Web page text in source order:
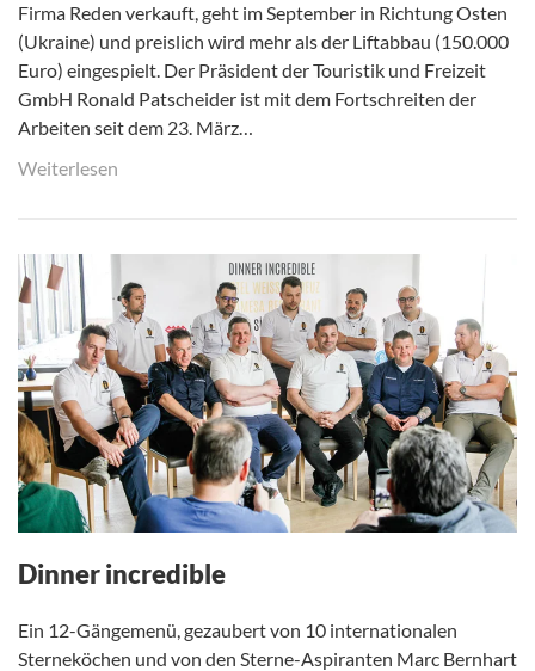
Firma Reden verkauft, geht im September in Richtung Osten
(Ukraine) und preislich wird mehr als der Liftabbau (150.000
Euro) eingespielt. Der Präsident der Touristik und Freizeit
GmbH Ronald Patscheider ist mit dem Fortschreiten der
Arbeiten seit dem 23. März…
Weiterlesen
Dinner incredible
Ein 12-Gängemenü, gezaubert von 10 internationalen
Sterneköchen und von den Sterne-Aspiranten Marc Bernhart